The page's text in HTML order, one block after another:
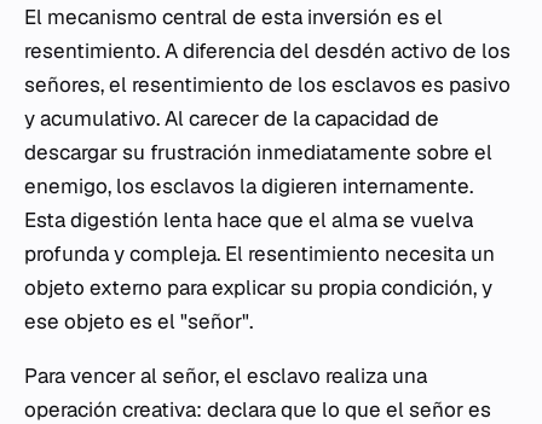
El mecanismo central de esta inversión es el
resentimiento. A diferencia del desdén activo de los
señores, el resentimiento de los esclavos es pasivo
y acumulativo. Al carecer de la capacidad de
descargar su frustración inmediatamente sobre el
enemigo, los esclavos la digieren internamente.
Esta digestión lenta hace que el alma se vuelva
profunda y compleja. El resentimiento necesita un
objeto externo para explicar su propia condición, y
ese objeto es el "señor".
Para vencer al señor, el esclavo realiza una
operación creativa: declara que lo que el señor es